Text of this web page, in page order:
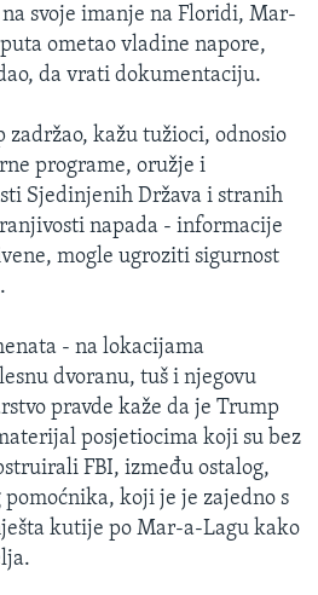
svoje imanje na Floridi, Mar-
ometao vladine napore,
da vrati dokumentaciju.
kažu tužioci, odnosio
programe, oružje i
Sjedinjenih Država i stranih
napada - informacije
mogle ugroziti sigurnost
- na lokacijama
dvoranu, tuš i njegovu
pravde kaže da je Trump
posjetiocima koji su bez
FBI, između ostalog,
koji je je zajedno s
kutije po Mar-a-Lagu kako